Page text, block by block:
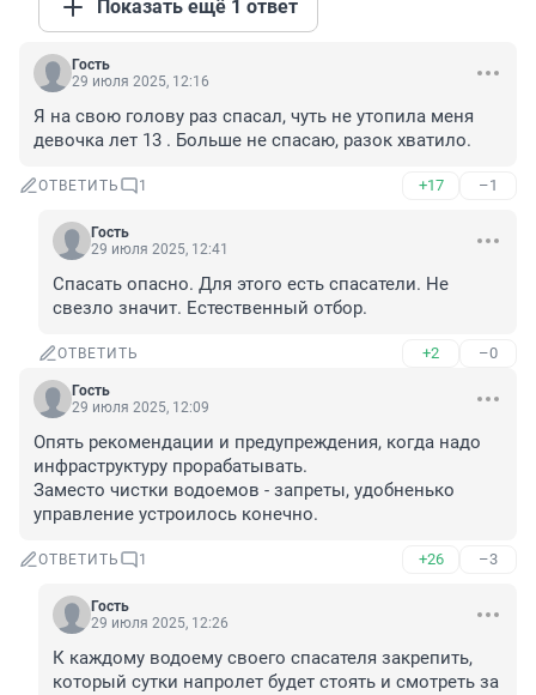
Показать ещё 1 ответ
Гость
29 июля 2025, 12:16
Я на свою голову раз спасал, чуть не утопила меня
девочка лет 13 . Больше не спасаю, разок хватило.
ОТВЕТИТЬ 1 +17 –1
Гость
29 июля 2025, 12:41
Спасать опасно. Для этого есть спасатели. Не
свезло значит. Естественный отбор.
ОТВЕТИТЬ +2 –0
Гость
29 июля 2025, 12:09
Опять рекомендации и предупреждения, когда надо
инфраструктуру прорабатывать.
Заместо чистки водоемов - запреты, удобненько
управление устроилось конечно.
ОТВЕТИТЬ 1 +26 –3
Гость
29 июля 2025, 12:26
К каждому водоему своего спасателя закрепить,
который сутки напролет будет стоять и смотреть за